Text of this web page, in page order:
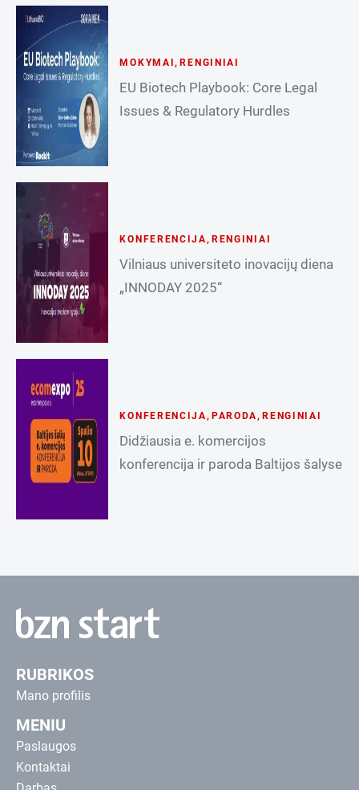
MOKYMAI ,RENGINIAI
EU Biotech Playbook: Core Legal
Issues & Regulatory Hurdles
KONFERENCIJA , RENGINIAI
Vilniaus universiteto inovacijų diena
„INNODAY 2025“
KONFERENCIJA , PARODA ,RENGINIAI
Didžiausia e. komercijos
konferencija ir paroda Baltijos šalyse
RUBRIKOS
Mano profilis
MENIU
Paslaugos
Kontaktai